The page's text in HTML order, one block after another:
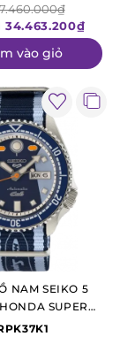
34.463.200₫
vào giỏ
NAM SEIKO 5
SUPER
CUB